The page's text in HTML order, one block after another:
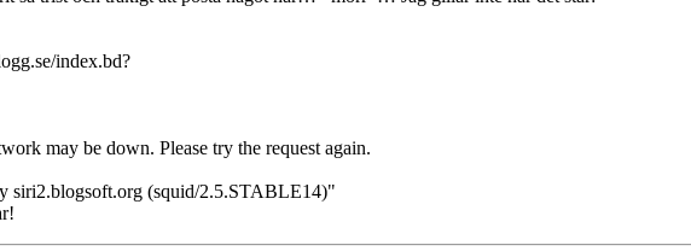
index.bd?
may be down. Please try the request again.
siri2.blogsoft.org (squid/2.5.STABLE14)"